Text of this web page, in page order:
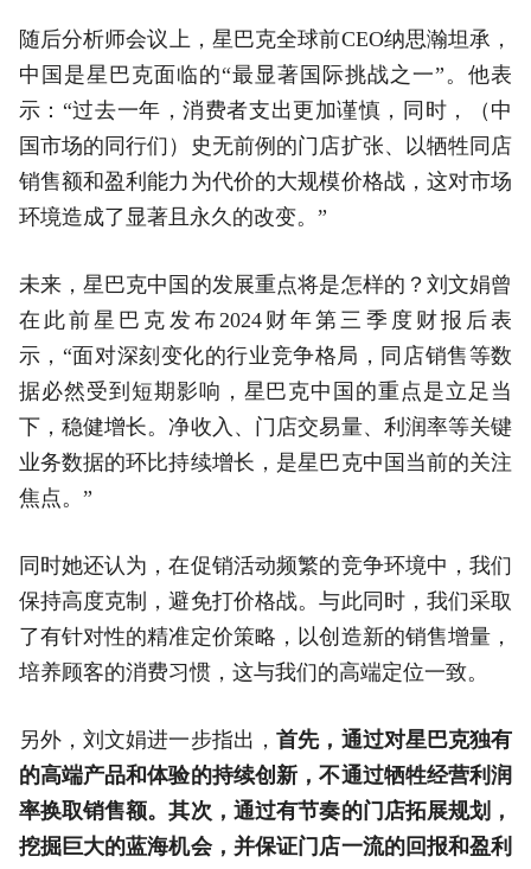
随后分析师会议上，星巴克全球前CEO纳思瀚坦承，
中国是星巴克面临的“最显著国际挑战之一”。他表
示：“过去一年，消费者支出更加谨慎，同时，（中
国市场的同行们）史无前例的门店扩张、以牺牲同店
销售额和盈利能力为代价的大规模价格战，这对市场
环境造成了显著且永久的改变。”
未来，星巴克中国的发展重点将是怎样的？刘文娟曾
在此前星巴克发布2024财年第三季度财报后表
示，“面对深刻变化的行业竞争格局，同店销售等数
据必然受到短期影响，星巴克中国的重点是立足当
下，稳健增长。净收入、门店交易量、利润率等关键
业务数据的环比持续增长，是星巴克中国当前的关注
焦点。”
同时她还认为，在促销活动频繁的竞争环境中，我们
保持高度克制，避免打价格战。与此同时，我们采取
了有针对性的精准定价策略，以创造新的销售增量，
培养顾客的消费习惯，这与我们的高端定位一致。
另外，刘文娟进一步指出，首先，通过对星巴克独有
的高端产品和体验的持续创新，不通过牺牲经营利润
率换取销售额。其次，通过有节奏的门店拓展规划，
挖掘巨大的蓝海机会，并保证门店一流的回报和盈利